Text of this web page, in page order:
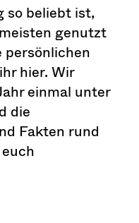
so beliebt ist,
genutzt
hier. Wir
einmal unter
die
Fakten rund